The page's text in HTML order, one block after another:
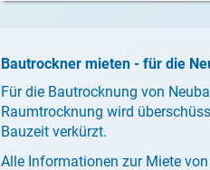
Bautrockner mieten - für die
Für die Bautrocknung von
Raumtrocknung wird
Bauzeit verkürzt.
Alle Informationen zur Miete